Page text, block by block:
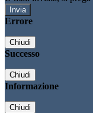
Errore
Chiudi
Successo
Chiudi
Informazione
Chiudi